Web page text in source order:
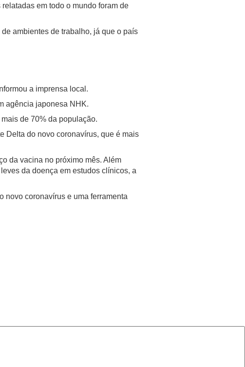
em todo o mundo foram de
ambientes de trabalho, já que o país
a imprensa local.
agência japonesa NHK.
de 70% da população.
Delta do novo coronavírus, que é mais
da vacina no próximo mês. Além
da doença em estudos clínicos, a
novo coronavírus e uma ferramenta